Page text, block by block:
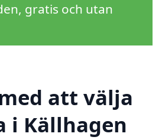
gratis och utan
att välja
Källhagen